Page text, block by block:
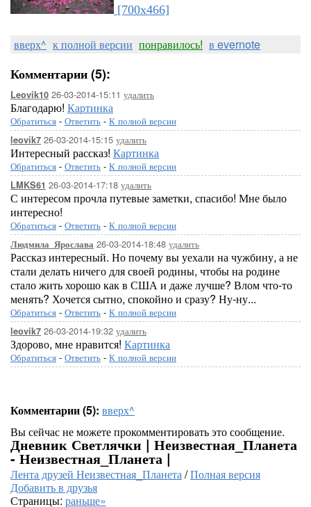
[700x466]
вверх^ к полной версии понравилось! в evernote
Комментарии (5):
Leovik10 26-03-2014-15:11 удалить
Благодарю! Картинка
Обратиться - Ответить - К полной версии
leovik7 26-03-2014-15:15 удалить
Интересный рассказ! Картинка
Обратиться - Ответить - К полной версии
LMKS61 26-03-2014-17:18 удалить
С интересом прочла путевые заметки, спасибо! Мне было
интересно!
Обратиться - Ответить - К полной версии
Людмила_Ярослава 26-03-2014-18:48 удалить
Рассказ интересный. Но почему вы уехали на чужбину, а не
стали делать ничего для своей родины, чтобы на родине
стало жить хорошо как в США и даже лучше? Влом что-то
менять? Хочется сытно, спокойно и сразу? Ну-ну...
Обратиться - Ответить - К полной версии
leovik7 26-03-2014-19:32 удалить
Здорово, мне нравится! Картинка
Обратиться - Ответить - К полной версии
Комментарии (5): вверх^
Вы сейчас не можете прокомментировать это сообщение.
Дневник Светлячки | Неизвестная_Планета
- Неизвестная_Планета |
Лента друзей Неизвестная_Планета/Полная версия
Добавить в друзья
Страницы: раньше»